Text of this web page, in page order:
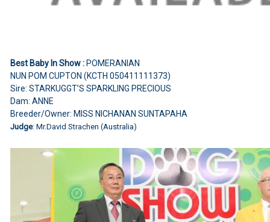
Best Baby In Show :POMERANIAN
NUN POM CUPTON (KCTH 050411111373)
Sire: STARKUGGT’S SPARKLING PRECIOUS
Dam: ANNE
Breeder/Owner: MISS NICHANAN SUNTAPAHA
Judge: Mr.David Strachen (Australia)